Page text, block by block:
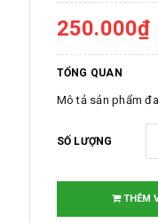
250.000₫
TỔNG QUAN
Mô tả sản phẩm
SỐ LƯỢNG
THÊM